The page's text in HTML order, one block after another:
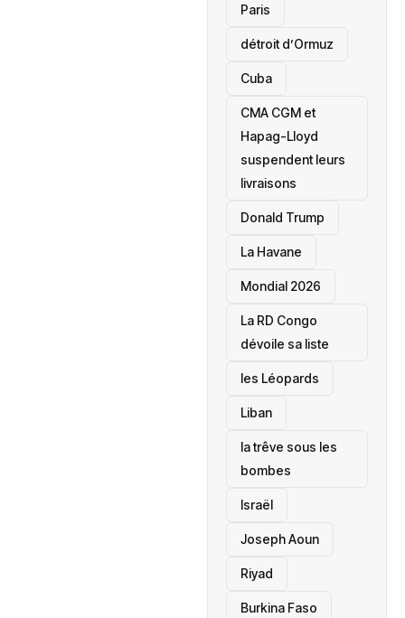
Paris
détroit d’Ormuz
‎Cuba
CMA CGM et
Hapag-Lloyd
suspendent leurs
livraisons
Donald Trump
La Havane
Mondial 2026
La RD Congo
dévoile sa liste
les Léopards
‎Liban
la trêve sous les
bombes
Israël
Joseph Aoun
Riyad
Burkina Faso